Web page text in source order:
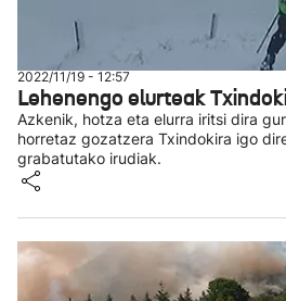
2022/11/19 - 12:57
Lehenengo elurteak
Azkenik, hotza eta elurra iritsi dira
horretaz gozatzera Txindokira igo
grabatutako irudiak.